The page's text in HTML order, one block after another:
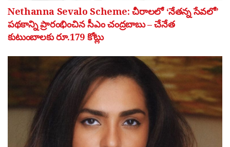
Nethanna Sevalo Scheme: చీరాలలో ‘నేతన్న సేవలో’
పథకాన్ని ప్రారంభించిన సీఎం చంద్రబాబు – చేనేత
కుటుంబాలకు రూ.179 కోట్లు